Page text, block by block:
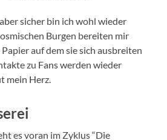
sicher bin ich wohl wieder
Burgen bereiten mir
auf dem sie sich ausbreiten
zu Fans werden wieder
mein Herz.
es voran im Zyklus “Die